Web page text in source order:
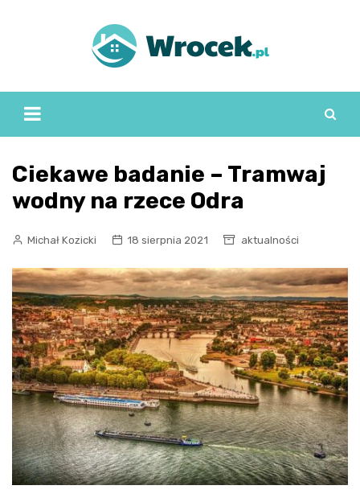
Ciekawe badanie – Tramwaj
wodny na rzece Odra
Michał Kozicki 18 sierpnia 2021 aktualności